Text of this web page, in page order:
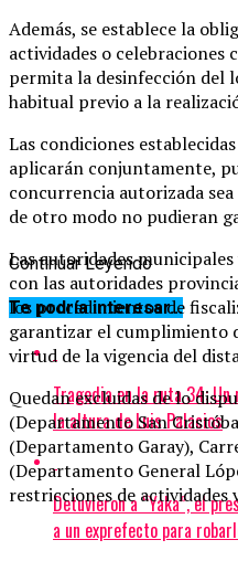
Además, se establece la
actividades o celebraciones
permita la desinfección del
habitual previo a la
Las condiciones
aplicarán conjuntamente,
concurrencia autorizada
de otro modo no pudieran
Las autoridades
con las autoridades
los procedimientos de
garantizar el cumplimiento
virtud de la vigencia del
Quedan excluidas de lo
(Departamento San
(Departamento Garay),
(Departamento General
restricciones de actividades
Continuar Leyendo
Te podría interesar...
Tragedia en la ruta 34: Un
la altura de Luis Palacios
Detuvieron a “Yaka”, el
a un exprefecto para